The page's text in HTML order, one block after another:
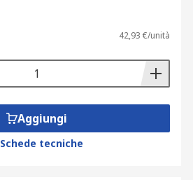
42,93 €/unità
Aggiungi
Schede tecniche